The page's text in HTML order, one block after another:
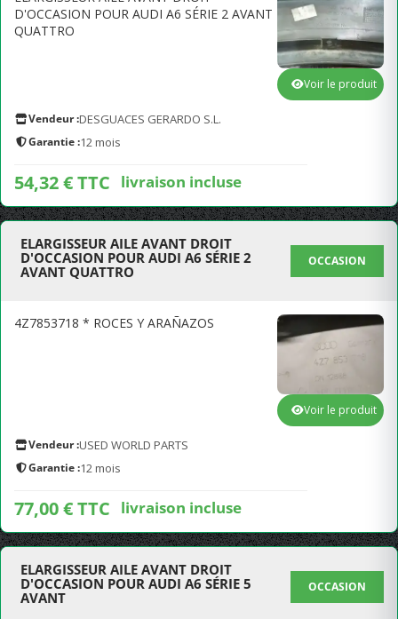
D'OCCASION POUR AUDI A6 SÉRIE 2 AVANT
QUATTRO
Vendeur :DESGUACES GERARDO S.L.
Garantie :12 mois
54,32 € TTC livraison incluse
Voir le produit
ELARGISSEUR AILE AVANT DROIT
D'OCCASION POUR AUDI A6 SÉRIE 2
AVANT QUATTRO
OCCASION
4Z7853718 * ROCES Y ARAÑAZOS
Vendeur :USED WORLD PARTS
Garantie :12 mois
77,00 € TTC livraison incluse
Voir le produit
ELARGISSEUR AILE AVANT DROIT
D'OCCASION POUR AUDI A6 SÉRIE 5
AVANT
OCCASION